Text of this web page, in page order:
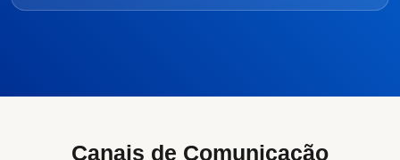
Canais de Comunicação